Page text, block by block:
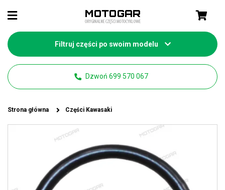
Filtruj części po swoim modelu
Dzwoń 699 570 067
Strona główna Części Kawasaki